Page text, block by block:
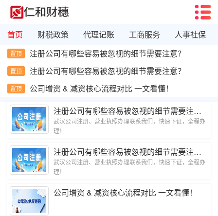
首页 财税政策 代理记账 工商服务 人事社保
置顶 注册公司有哪些容易被忽视的细节需要注意？
置顶 注册公司有哪些容易被忽视的细节需要注意？
置顶
公司增资 & 减资核心流程对比 一文看懂！
注册公司有哪些容易被忽视的细节需要注意？
武汉公司注册、营业执照办理联系我们，快速下证，全程办
理！
注册公司有哪些容易被忽视的细节需要注意？
武汉公司注册、营业执照办理联系我们，快速下证，全程办
理！
公司增资 & 减资核心流程对比 一文看懂！